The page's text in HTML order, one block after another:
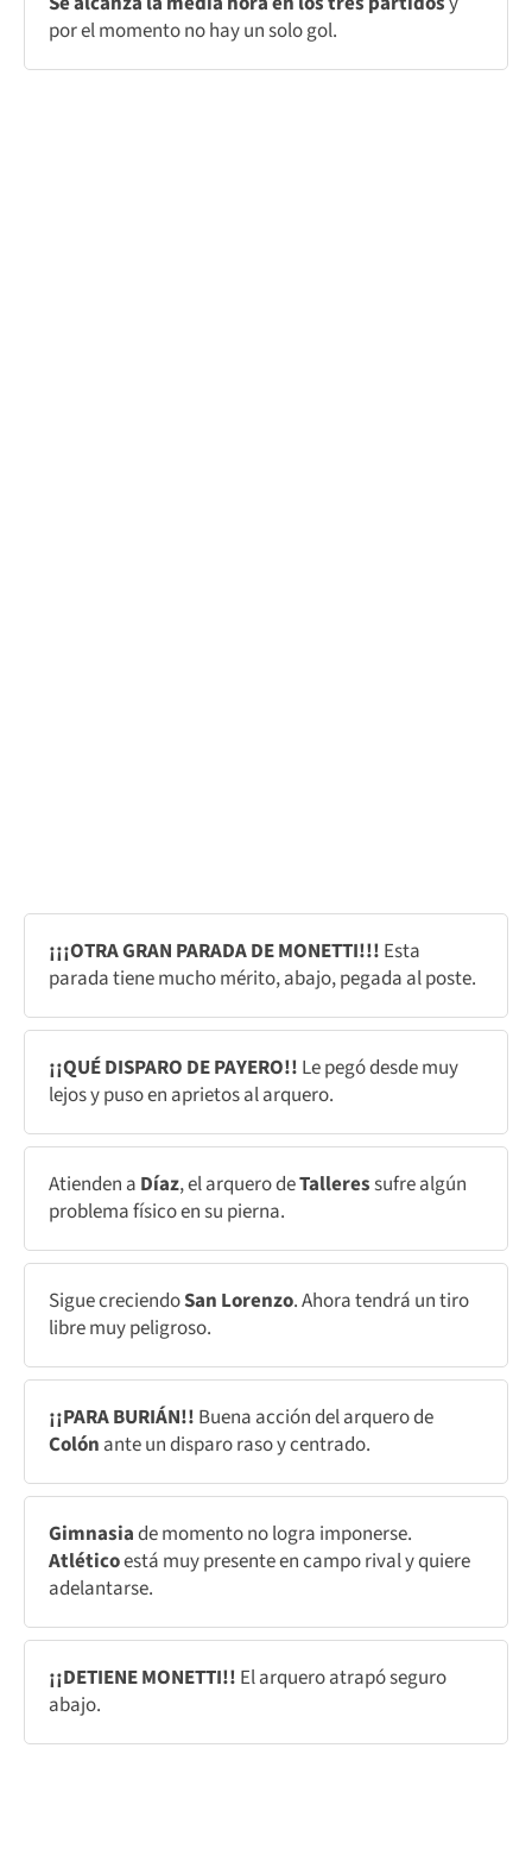
por el momento no hay un solo gol.
¡¡¡OTRA GRAN PARADA DE MONETTI!!! Esta
parada tiene mucho mérito, abajo, pegada al poste.
¡¡QUÉ DISPARO DE PAYERO!! Le pegó desde muy
lejos y puso en aprietos al arquero.
Atienden a Díaz, el arquero deTalleressufre algún
problema físico en su pierna.
Sigue creciendoSan Lorenzo. Ahora tendrá un tiro
libre muy peligroso.
¡¡PARA BURIÁN!! Buena acción del arquero de
Colón ante un disparo raso y centrado.
Gimnasiade momento no logra imponerse.
Atléticoestá muy presente en campo rival y quiere
adelantarse.
¡¡DETIENE MONETTI!! El arquero atrapó seguro
abajo.